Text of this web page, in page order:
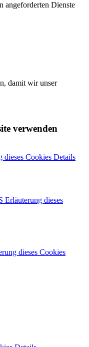
angeforderten Dienste
damit wir unser
verwenden
dieses Cookies Details
Erläuterung dieses
dieses Cookies